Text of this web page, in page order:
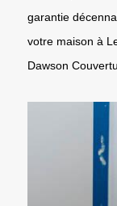
garantie
votre maison à
Dawson